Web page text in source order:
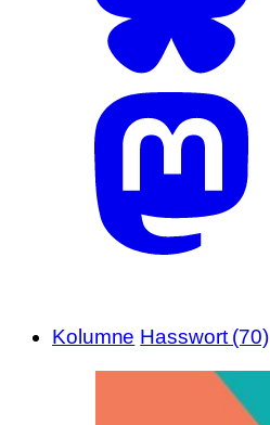
Kolumne Hasswort (70)